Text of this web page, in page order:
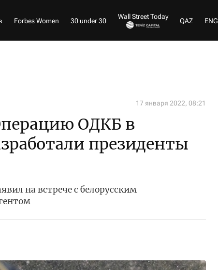
Forbes Women 30 under 30
Wall Street Today
QAZ ENG
17 января 2022, 08:21
ОДКБ в
президенты
на встрече с белорусским